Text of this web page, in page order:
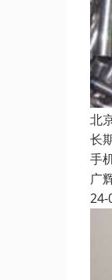
北
长
手
广
24-